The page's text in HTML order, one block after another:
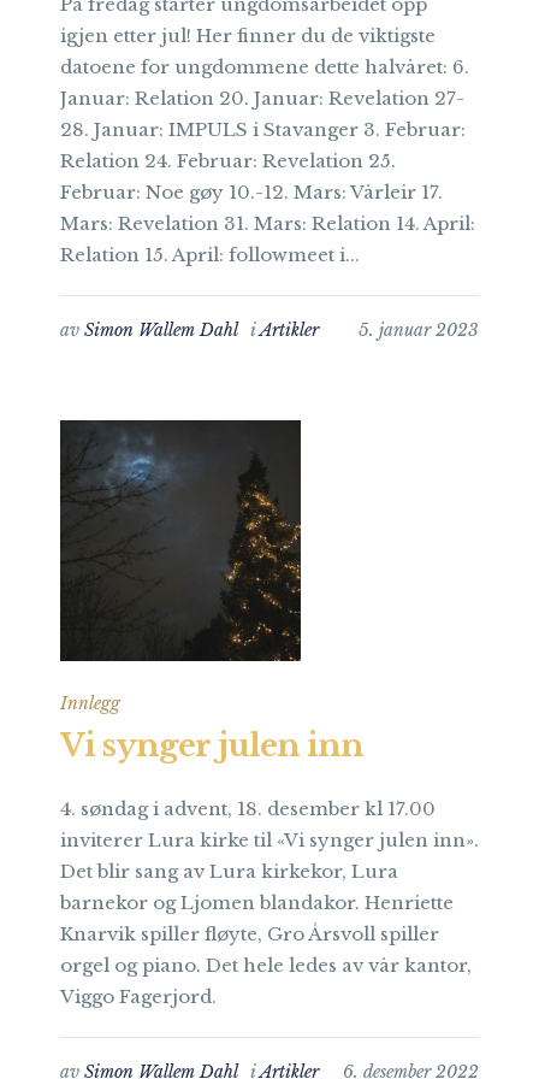
igjen etter jul! Her finner du de viktigste
datoene for ungdommene dette halvåret: 6.
Januar: Relation 20. Januar: Revelation 27-
28. Januar: IMPULS i Stavanger 3. Februar:
Relation 24. Februar: Revelation 25.
Februar: Noe gøy 10.-12. Mars: Vårleir 17.
Mars: Revelation 31. Mars: Relation 14. April:
Relation 15. April: followmeet i...
5. januar 2023
av Simon Wallem Dahl iArtikler
Innlegg
Vi synger julen inn
4. søndag i advent, 18. desember kl 17.00
inviterer Lura kirke til «Vi synger julen inn».
Det blir sang av Lura kirkekor, Lura
barnekor og Ljomen blandakor. Henriette
Knarvik spiller fløyte, Gro Årsvoll spiller
orgel og piano. Det hele ledes av vår kantor,
Viggo Fagerjord.
6. desember 2022
av Simon Wallem Dahl iArtikler